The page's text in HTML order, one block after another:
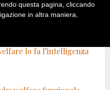
lo fa l’intelligenza
questa pagina, cliccando
in altra maniera,